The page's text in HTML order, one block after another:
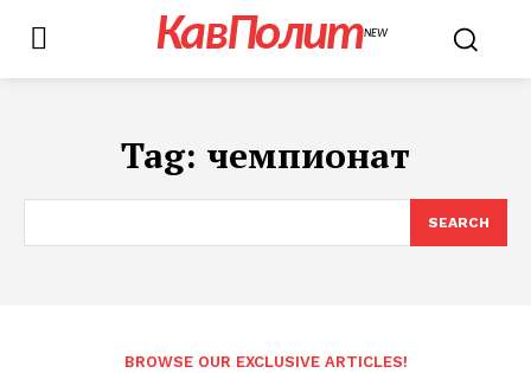
КавПолитNEW
Tag: чемпионат
SEARCH
BROWSE OUR EXCLUSIVE ARTICLES!